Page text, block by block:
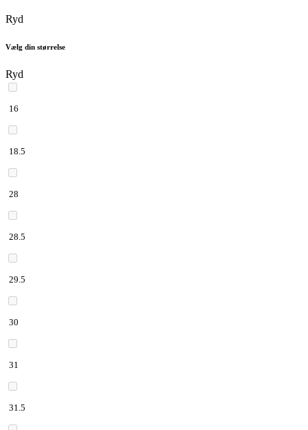
Ryd
Vælg din størrelse
Ryd
16
18.5
28
28.5
29.5
30
31
31.5